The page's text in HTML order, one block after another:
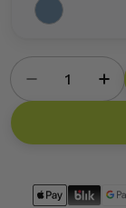
Ilość
Zmniejsz
Metody